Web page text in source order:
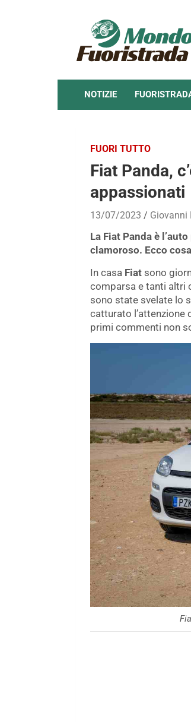
NOTIZIE
FUORI TUTTO
Fiat Panda,
appassionati
13/07/2023 Giovanni
La Fiat Panda è
clamoroso. Ecco
In casa Fiat sono
comparsa e tanti altri
sono state svelate lo
catturato l’attenzione
primi commenti non